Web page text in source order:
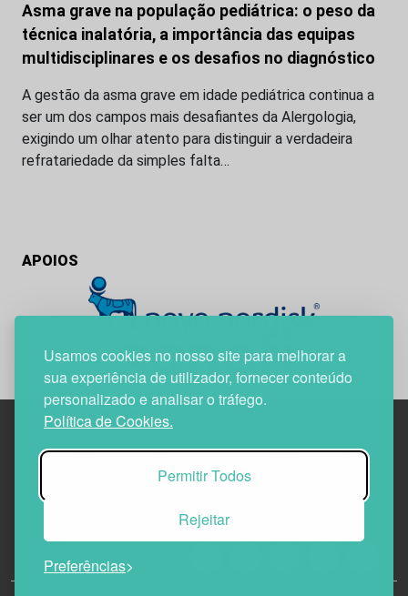
Usamos cookies no nosso site para melhorar a
sua experiência de utilizador, fornecer conteúdo
personalizado e analisar o tráfego.
Política de Cookies.
Permitir Todos
Rejeitar
Preferências
Asma grave na população pediátrica: o peso da
técnica inalatória, a importância das equipas
multidisciplinares e os desafios no diagnóstico
A gestão da asma grave em idade pediátrica continua a
ser um dos campos mais desafiantes da Alergologia,
exigindo um olhar atento para distinguir a verdadeira
refratariedade da simples falta…
APOIOS
Edif. Lisboa Oriente | Av. Infante D. Henrique, n.º 333H, esc.
1800-282 Lisboa | Portugal